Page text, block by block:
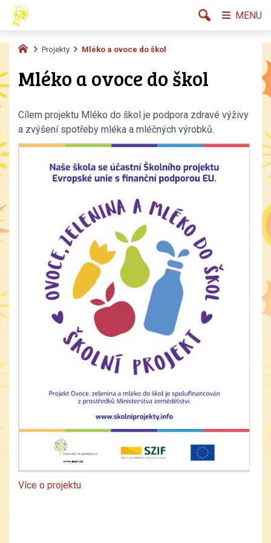
Projekty Mléko a ovoce do škol
Mléko a ovoce do škol
Cílem projektu Mléko do škol je podpora zdravé výživy
a zvýšení spotřeby mléka a mléčných výrobků.
Více o projektu
MENU